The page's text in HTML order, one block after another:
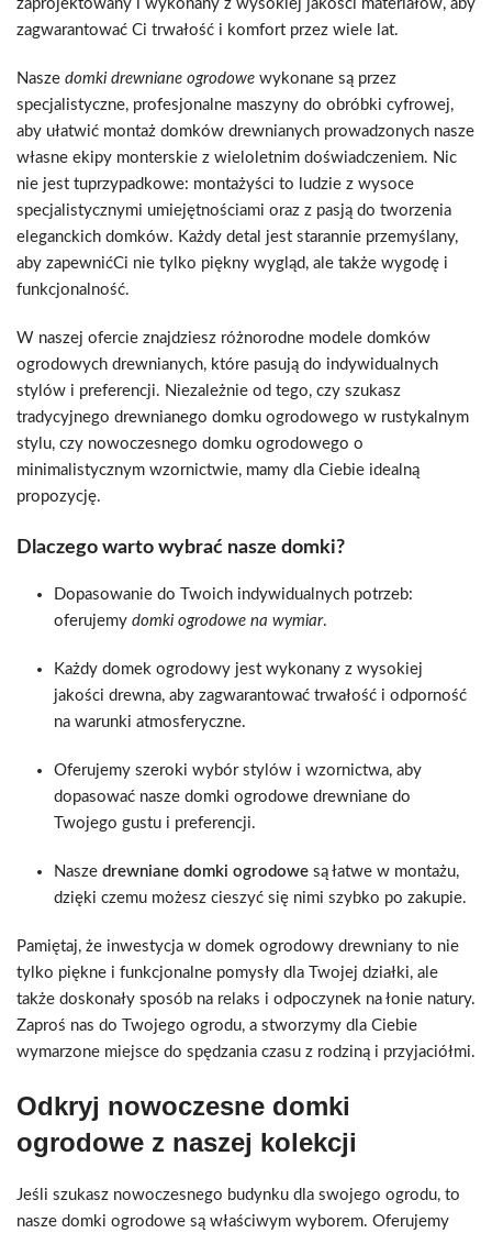
zaprojektowany i wykonany z wysokiej jakości materiałów, aby
zagwarantować Ci trwałość i komfort przez wiele lat.
Nasze domki drewniane ogrodowe wykonane są przez
specjalistyczne, profesjonalne maszyny do obróbki cyfrowej,
aby ułatwić montaż domków drewnianych prowadzonych nasze
własne ekipy monterskie z wieloletnim doświadczeniem. Nic
nie jest tuprzypadkowe: montażyści to ludzie z wysoce
specjalistycznymi umiejętnościami oraz z pasją do tworzenia
eleganckich domków. Każdy detal jest starannie przemyślany,
aby zapewnićCi nie tylko piękny wygląd, ale także wygodę i
funkcjonalność.
W naszej ofercie znajdziesz różnorodne modele domków
ogrodowych drewnianych, które pasują do indywidualnych
stylów i preferencji. Niezależnie od tego, czy szukasz
tradycyjnego drewnianego domku ogrodowego w rustykalnym
stylu, czy nowoczesnego domku ogrodowego o
minimalistycznym wzornictwie, mamy dla Ciebie idealną
propozycję.
Dlaczego warto wybrać nasze domki?
Dopasowanie do Twoich indywidualnych potrzeb:
oferujemy domki ogrodowe na wymiar.
Każdy domek ogrodowy jest wykonany z wysokiej
jakości drewna, aby zagwarantować trwałość i odporność
na warunki atmosferyczne.
Oferujemy szeroki wybór stylów i wzornictwa, aby
dopasować nasze domki ogrodowe drewniane do
Twojego gustu i preferencji.
Nasze drewniane domki ogrodowe są łatwe w montażu,
dzięki czemu możesz cieszyć się nimi szybko po zakupie.
Pamiętaj, że inwestycja w domek ogrodowy drewniany to nie
tylko piękne i funkcjonalne pomysły dla Twojej działki, ale
także doskonały sposób na relaks i odpoczynek na łonie natury.
Zaproś nas do Twojego ogrodu, a stworzymy dla Ciebie
wymarzone miejsce do spędzania czasu z rodziną i przyjaciółmi.
Odkryj nowoczesne domki
ogrodowe z naszej kolekcji
Jeśli szukasz nowoczesnego budynku dla swojego ogrodu, to
nasze domki ogrodowe są właściwym wyborem. Oferujemy